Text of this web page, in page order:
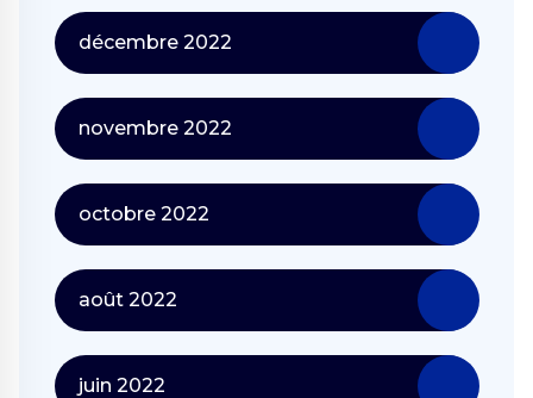
décembre 2022
novembre 2022
octobre 2022
août 2022
juin 2022